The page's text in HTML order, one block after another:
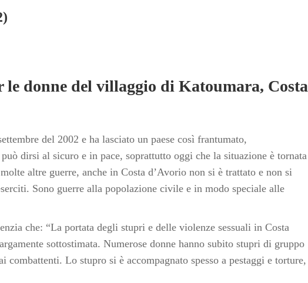
le donne del villaggio di Katoumara, Costa
del 2002 e ha lasciato un paese così frantumato,
dirsi al sicuro e in pace, soprattutto oggi che la situazione è tornata
altre guerre, anche in Costa d’Avorio non si è trattato e non si
Sono guerre alla popolazione civile e in modo speciale alle
che: “La portata degli stupri e delle violenze sessuali in Costa
sottostimata. Numerose donne hanno subito stupri di gruppo
combattenti. Lo stupro si è accompagnato spesso a pestaggi e torture,